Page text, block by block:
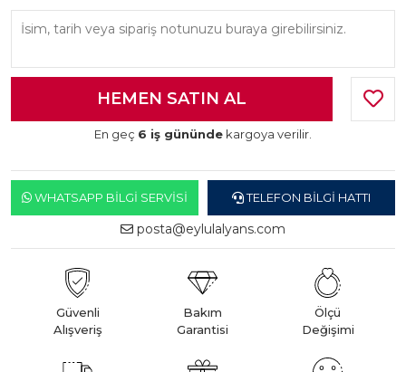
En geç 6 iş gününde kargoya verilir.
WHATSAPP BILGI SERVISI TELEFON BILGI HATTI
posta@eylulalyans.com
Güvenli
Alışveriş
Bakım
Garantisi
Ölçü
Değişimi